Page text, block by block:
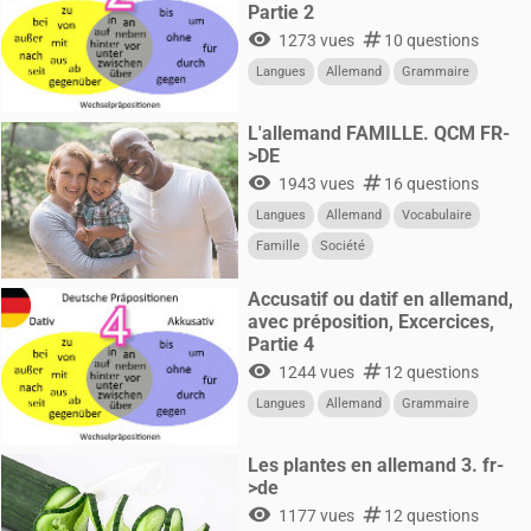
Partie 2
visibility 1273 vues numbers10 questions
Langues Allemand Grammaire
L'allemand FAMILLE. QCM FR-
>DE
visibility 1943 vues numbers16 questions
Langues Allemand
Vocabulaire
Famille
Société
Accusatif ou datif en allemand,
avec préposition, Excercices,
Partie 4
visibility 1244 vues numbers12 questions
Langues Allemand Grammaire
Les plantes en allemand 3. fr-
>de
visibility 1177 vues numbers12 questions